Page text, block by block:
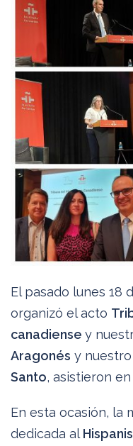
El pasado lunes 18
organizó el acto
canadiense y
Aragonés y
Santo, asistieron
En esta ocasión, la
dedicada al